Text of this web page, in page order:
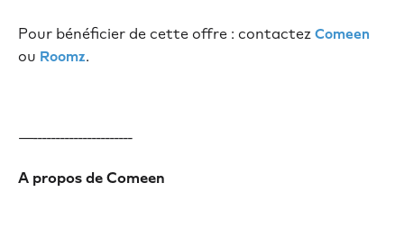
Pour bénéficier de cette offre : contactez Comeen
ou Roomz.
—----------------------
A propos de Comeen